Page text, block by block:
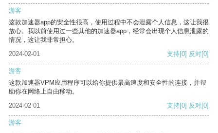
游客
这款加速器app的安全性很高，使用过程中不会泄露个人信息，这让我很
放心。我以前使用过一些其他的加速器app，经常会出现个人信息泄露的
情况，这让我非常担心。
2024-02-01
支持[0] 反对[0]
游客
这款加速器VPM应用程序可以给你提供最高速度和安全性的连接，并帮
助你在网络上自由移动。
2024-02-01
支持[0] 反对[0]
游客